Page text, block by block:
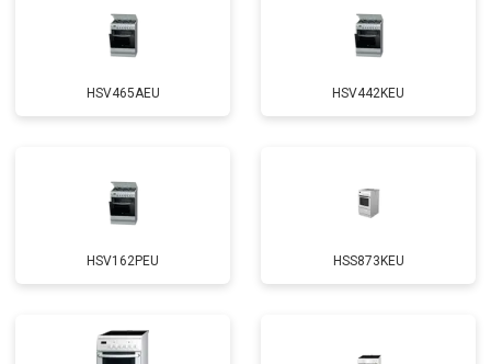
HSV465AEU HSV442KEU
HSV162PEU HSS873KEU